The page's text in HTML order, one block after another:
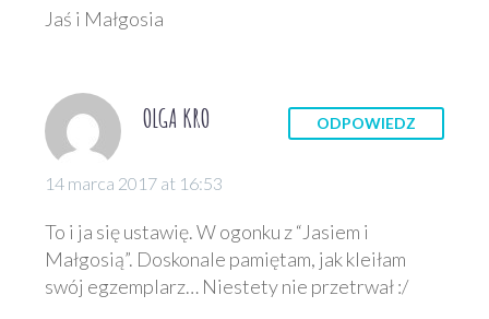
Jaś i Małgosia
OLGA KRO
14 marca 2017 at 16:53
ODPOWIEDZ
To i ja się ustawię. W ogonku z “Jasiem i
Małgosią”. Doskonale pamiętam, jak kleiłam
swój egzemplarz… Niestety nie przetrwał :/